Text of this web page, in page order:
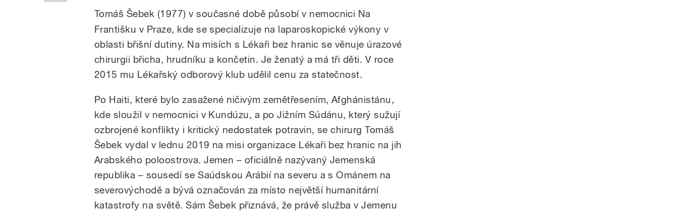
Tomáš Šebek (1977) v současné době působí v nemocnici Na
Františku v Praze, kde se specializuje na laparoskopické výkony v
oblasti břišní dutiny. Na misích s Lékaři bez hranic se věnuje úrazové
chirurgii břicha, hrudníku a končetin. Je ženatý a má tři děti. V roce
2015 mu Lékařský odborový klub udělil cenu za statečnost.
Po Haiti, které bylo zasažené ničivým zemětřesením, Afghánistánu,
kde sloužil v nemocnici v Kundúzu, a po Jižním Súdánu, který sužují
ozbrojené konflikty i kritický nedostatek potravin, se chirurg Tomáš
Šebek vydal v lednu 2019 na misi organizace Lékaři bez hranic na jih
Arabského poloostrova. Jemen – oficiálně nazývaný Jemenská
republika – sousedí se Saúdskou Arábií na severu a s Ománem na
severovýchodě a bývá označován za místo největší humanitární
katastrofy na světě. Sám Šebek přiznává, že právě služba v Jemenu